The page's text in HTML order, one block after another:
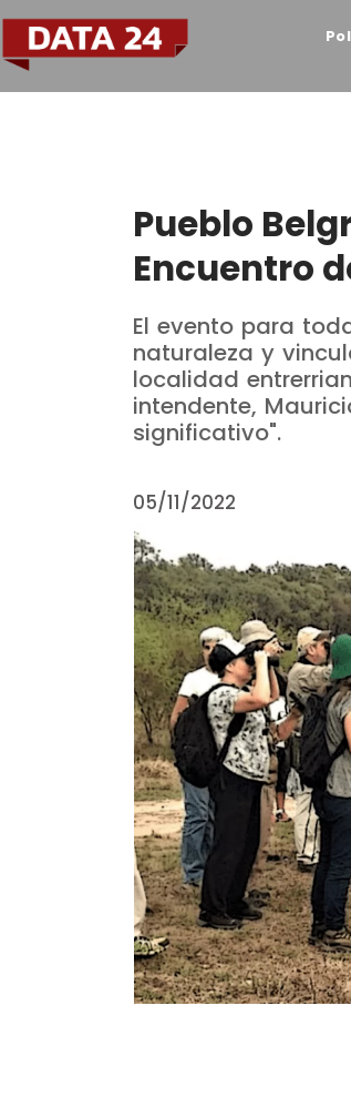
Pueblo
Encuentro
El evento para
naturaleza y
localidad
intendente,
significativo".
05/11/2022